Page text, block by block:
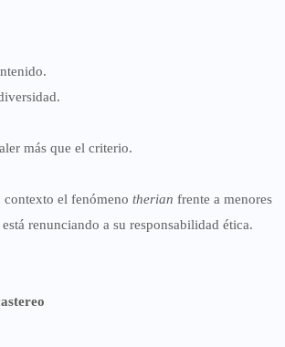
más que el criterio.
el fenómeno therian frente a menores
está renunciando a su responsabilidad ética.